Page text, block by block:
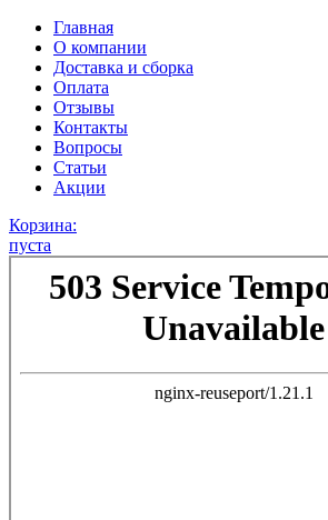
Главная
О компании
Доставка и сборка
Оплата
Отзывы
Контакты
Вопросы
Статьи
Акции
Корзина:
пуста